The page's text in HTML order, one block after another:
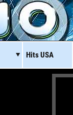
HitsUSA